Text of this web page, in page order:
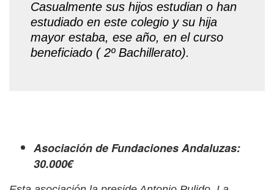
Casualmente sus hijos estudian o han
estudiado en este colegio y su hija
mayor estaba, ese año, en el curso
beneficiado ( 2º Bachillerato).
Asociación de Fundaciones Andaluzas:
30.000€